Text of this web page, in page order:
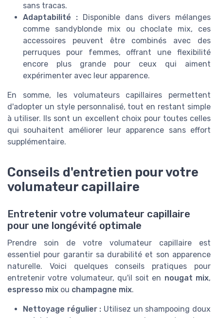
sans tracas.
Adaptabilité : Disponible dans divers mélanges
comme sandyblonde mix ou choclate mix, ces
accessoires peuvent être combinés avec des
perruques pour femmes, offrant une flexibilité
encore plus grande pour ceux qui aiment
expérimenter avec leur apparence.
En somme, les volumateurs capillaires permettent
d'adopter un style personnalisé, tout en restant simple
à utiliser. Ils sont un excellent choix pour toutes celles
qui souhaitent améliorer leur apparence sans effort
supplémentaire.
Conseils d'entretien pour votre
volumateur capillaire
Entretenir votre volumateur capillaire
pour une longévité optimale
Prendre soin de votre volumateur capillaire est
essentiel pour garantir sa durabilité et son apparence
naturelle. Voici quelques conseils pratiques pour
entretenir votre volumateur, qu'il soit en nougat mix,
espresso mix ou champagne mix.
Nettoyage régulier : Utilisez un shampooing doux